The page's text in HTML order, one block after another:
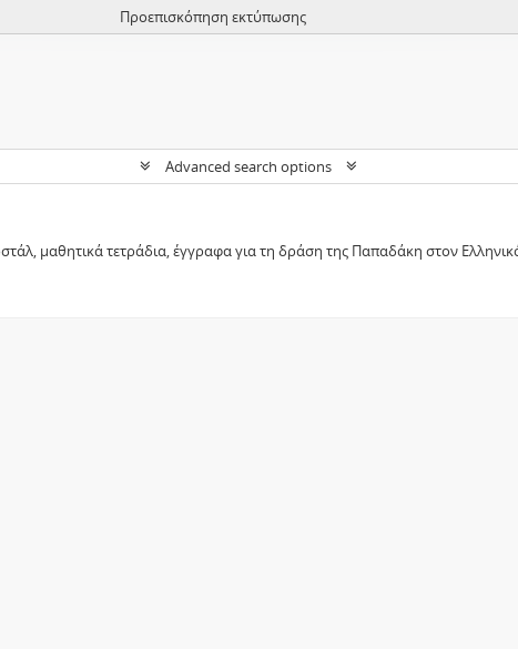
Προεπισκόπηση εκτύπωσης
Advanced search options
μαθητικά τετράδια, έγγραφα για τη δράση της Παπαδάκη στον